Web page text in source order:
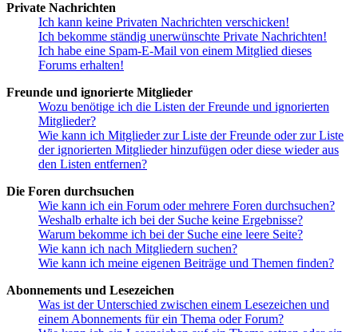
Private Nachrichten
Ich kann keine Privaten Nachrichten verschicken!
Ich bekomme ständig unerwünschte Private Nachrichten!
Ich habe eine Spam-E-Mail von einem Mitglied dieses
Forums erhalten!
Freunde und ignorierte Mitglieder
Wozu benötige ich die Listen der Freunde und ignorierten
Mitglieder?
Wie kann ich Mitglieder zur Liste der Freunde oder zur Liste
der ignorierten Mitglieder hinzufügen oder diese wieder aus
den Listen entfernen?
Die Foren durchsuchen
Wie kann ich ein Forum oder mehrere Foren durchsuchen?
Weshalb erhalte ich bei der Suche keine Ergebnisse?
Warum bekomme ich bei der Suche eine leere Seite?
Wie kann ich nach Mitgliedern suchen?
Wie kann ich meine eigenen Beiträge und Themen finden?
Abonnements und Lesezeichen
Was ist der Unterschied zwischen einem Lesezeichen und
einem Abonnements für ein Thema oder Forum?